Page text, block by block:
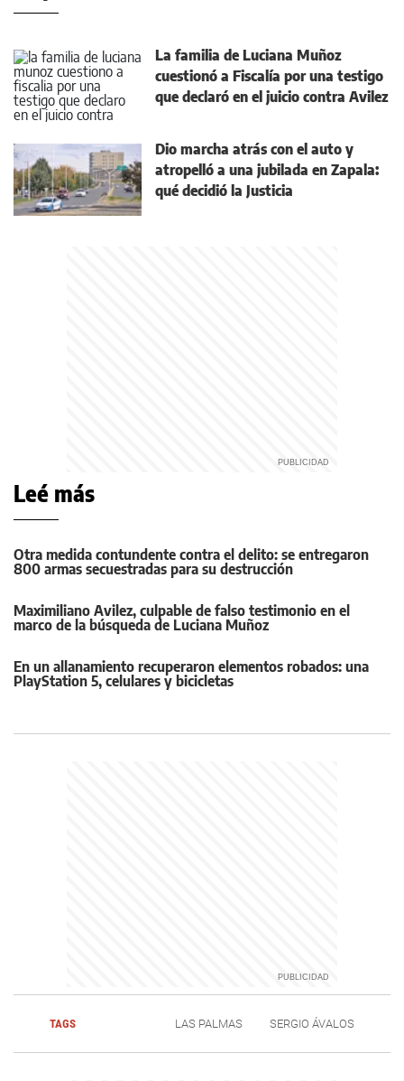
La familia de Luciana Muñoz
cuestionó a Fiscalía por una testigo
que declaró en el juicio contra Avilez
Dio marcha atrás con el auto y
atropelló a una jubilada en Zapala:
qué decidió la Justicia
Leé más
Otra medida contundente contra el delito: se entregaron
800 armas secuestradas para su destrucción
Maximiliano Avilez, culpable de falso testimonio en el
marco de la búsqueda de Luciana Muñoz
En un allanamiento recuperaron elementos robados: una
PlayStation 5, celulares y bicicletas
TAGS LAS PALMAS SERGIO ÁVALOS